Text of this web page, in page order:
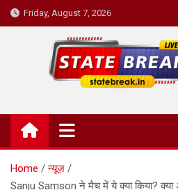
Skip
to
Friday, August 7, 2026
State Break
Home
न्यूज़
Sanju Samson ने मैच में ये क्या किया?